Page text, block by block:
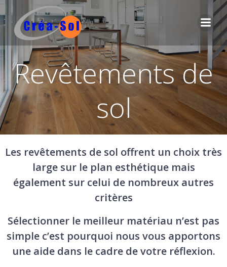
Aller
au
contenu
Revêtements de
sol
Les revêtements de sol offrent un choix très
large sur le plan esthétique mais
également sur celui de nombreux autres
critères
Sélectionner le meilleur matériau n’est pas
simple c’est pourquoi nous vous apportons
une aide dans le cadre de votre réflexion.